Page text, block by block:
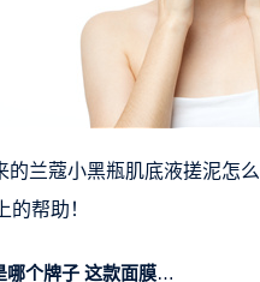
的兰蔻小黑瓶肌底液搓泥怎
帮助！
子 这款面膜你值得拥有